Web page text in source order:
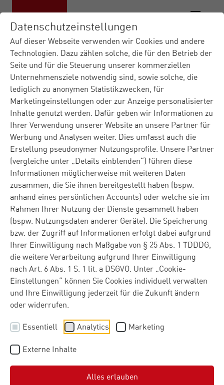
Datenschutzeinstellungen
Auf dieser Webseite verwenden wir Cookies und andere
Technologien. Dazu zählen solche, die für den Betrieb der
Seite und für die Steuerung unserer kommerziellen
Unternehmensziele notwendig sind, sowie solche, die
lediglich zu anonymen Statistikzwecken, für
Marketingeinstellungen oder zur Anzeige personalisierter
Inhalte genutzt werden. Dafür geben wir Informationen zu
Ihrer Verwendung unserer Website an unsere Partner für
Werbung und Analysen weiter. Dies umfasst auch die
Erstellung pseudonymer Nutzungsprofile. Unsere Partner
(vergleiche unter „Details einblenden“) führen diese
Informationen möglicherweise mit weiteren Daten
zusammen, die Sie ihnen bereitgestellt haben (bspw.
anhand eines persönlichen Accounts) oder welche sie im
Rahmen Ihrer Nutzung der Dienste gesammelt haben
(bspw. Nutzungsdaten anderer Geräte). Die Speicherung
bzw. der Zugriff auf Informationen erfolgt dabei aufgrund
Ihrer Einwilligung nach Maßgabe von § 25 Abs. 1 TDDDG,
die weitere Verarbeitung aufgrund Ihrer Einwilligung
nach Art. 6 Abs. 1 S. 1 lit. a DSGVO. Unter „Cookie-
Einstellungen“ können Sie Cookies individuell verwalten
und Ihre Einwilligung jederzeit für die Zukunft ändern
oder widerrufen.
Essentiell Analytics Marketing
Externe Inhalte
Alles erlauben